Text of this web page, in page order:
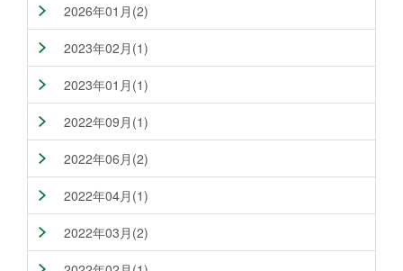
2026年01月(2)
2023年02月(1)
2023年01月(1)
2022年09月(1)
2022年06月(2)
2022年04月(1)
2022年03月(2)